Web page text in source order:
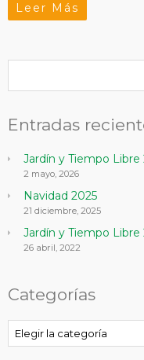
Leer Más
Entradas
Jardín y Tiempo Libre
2 mayo, 2026
Navidad 2025
21 diciembre, 2025
Jardín y Tiempo Libre
26 abril, 2022
Categorías
Categorías